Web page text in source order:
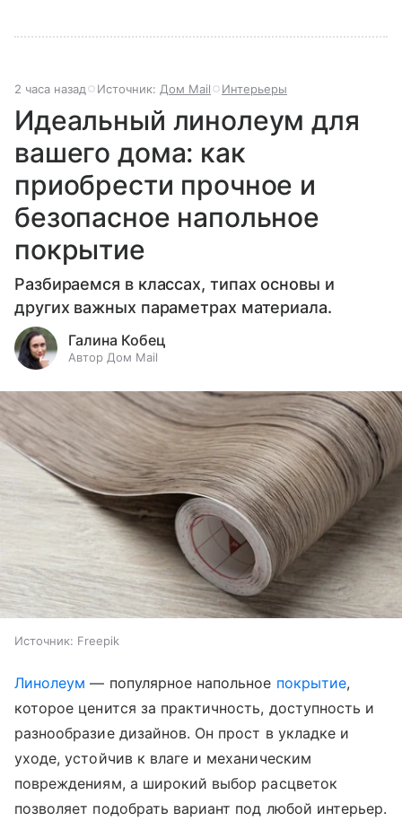
2 часа назад Источник: Дом Mail Интерьеры
Идеальный линолеум для
вашего дома: как
приобрести прочное и
безопасное напольное
покрытие
Разбираемся в классах, типах основы и
других важных параметрах материала.
Галина Кобец
Автор Дом Mail
Источник: Freepik
Линолеум — популярное напольное покрытие,
которое ценится за практичность, доступность и
разнообразие дизайнов. Он прост в укладке и
уходе, устойчив к влаге и механическим
повреждениям, а широкий выбор расцветок
позволяет подобрать вариант под любой интерьер.